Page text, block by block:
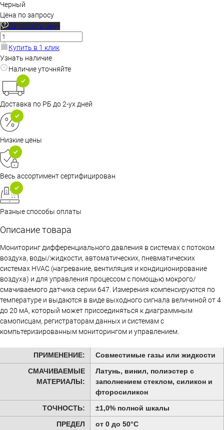
Черный
Цена по запросу
Запросить цену
Купить в 1 клик
Узнать наличие
Наличие уточняйте
Доставка по РБ до 2-ух дней
Низкие цены
Весь ассортимент сертифицирован
Разные способы оплаты
Описание товара
Мониторинг дифференциального давления в системах с потоком
воздуха, воды/жидкости, автоматических, пневматических
системах HVAC (нагревание, вентиляция и кондиционирование
воздуха) и для управления процессом с помощью мокрого/
смачиваемого датчика серии 647. Измерения компенсируются по
температуре и выдаются в виде выходного сигнала величиной от 4
до 20 мА, который может присоединяться к диаграммным
самописцам, регистраторам данных и системам с
компьтеризированным мониторингом и управлением.
ПРИМЕНЕНИЕ:
Cовместимые газы или жидкости
СМАЧИВАЕМЫЕ
МАТЕРИАЛЫ:
Латунь, винил, полиэстер с
заполнением стеклом, силикон и
фторосиликон
ТОЧНОСТЬ:
±1,0% полной шкалы
ПРЕДЕЛ
от 0 до 50°C